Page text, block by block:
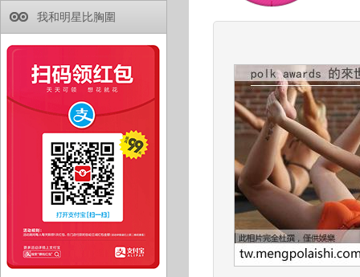
我和明星比胸圍